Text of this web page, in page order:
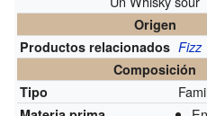
Origen
Productos relacionados Fizz
Composición
Tipo